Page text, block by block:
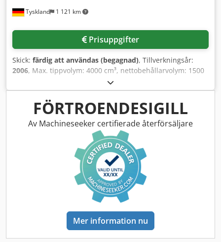
Tyskland 1 121 km
Prisuppgifter
Skick: färdig att användas (begagnad), Tillverkningsår:
2006, Max. tippvolym: 4000 cm³, nettobehållarvolym: 1500
cm³, i rostfri stålkonstruktion, korrosionsskyddad,
utförande med minnesbehållare, cirkulärt uppbyggt
flerhuvud-vägningssystem enligt
delmängdskombinationsprincipen. Konstruktionsdetaljer:
chassi, ram, moduler, produktberörande delar i V2A, lätt
att rengöra tack vare kapslad konstruktion med
integrerade vägceller och svängdrivningar i höljet,
elsystem integrerat i vågens ram. Utrustning: central
produktfördelare med vibrationsdrift, lutningsvinkel 20°,
vibrationsmatningsränna med snabblåssystem,
doseringsbehållare med motordrivna öppningsluckor, var
för sig via separat motor, vägningsbehållare i dubbel-
luckutförande med motordrivna öppningsluckor, var för sig
via separat motor, alla behållare utan återfjädrande
luckor, minnesbehållare placerade under vägbehållarna
för kapacitetsökning, linjemoduler bestående av DMS-
FÖRTROENDESIGILL
Av Machineseeker certifierade återförsäljare
Mer information nu